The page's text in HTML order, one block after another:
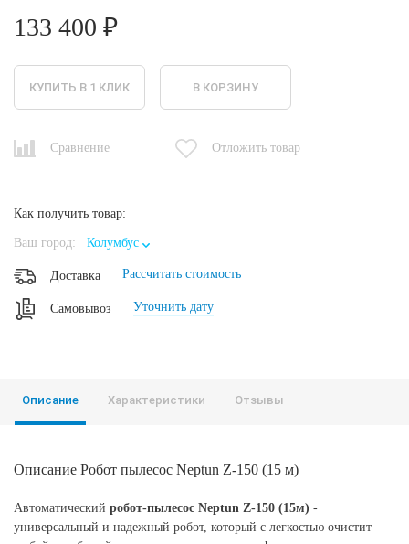
133 400 ₽
КУПИТЬ В 1 КЛИК В КОРЗИНУ
Сравнение Отложить товар
Как получить товар:
Ваш город: Колумбус
Доставка Рассчитать стоимость
Самовывоз Уточнить дату
Описание Характеристики Отзывы
Описание Робот пылесос Neptun Z-150 (15 м)
Автоматический робот-пылесос Neptun Z-150 (15м) -
универсальный и надежный робот, который с легкостью очистит